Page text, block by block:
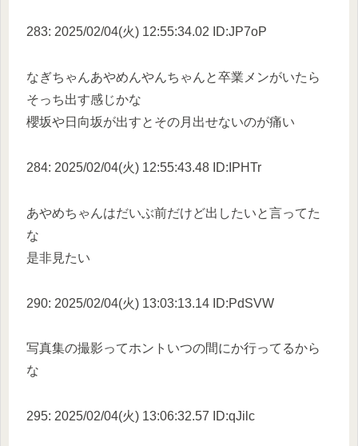
283: 2025/02/04(火) 12:55:34.02 ID:JP7oP
なぎちゃんあやめんやんちゃんと卒業メンがいたら
そっち出す感じかな
櫻坂や日向坂が出すとその月出せないのが痛い
284: 2025/02/04(火) 12:55:43.48 ID:IPHTr
あやめちゃんはだいぶ前だけど出したいと言ってた
な
是非見たい
290: 2025/02/04(火) 13:03:13.14 ID:PdSVW
写真集の撮影ってホントいつの間にか行ってるから
な
295: 2025/02/04(火) 13:06:32.57 ID:qJilc